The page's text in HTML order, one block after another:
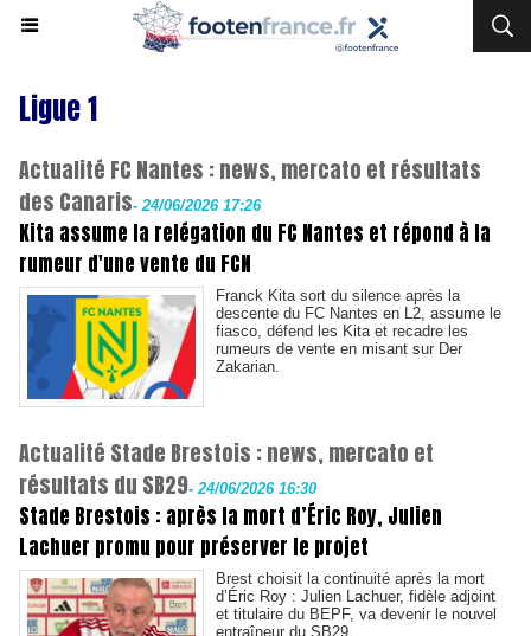
Ligue 1
Actualité FC Nantes : news, mercato et résultats
des Canaris- 24/06/2026 17:26
Kita assume la relégation du FC Nantes et répond à la
rumeur d'une vente du FCN
Franck Kita sort du silence après la
descente du FC Nantes en L2, assume le
fiasco, défend les Kita et recadre les
rumeurs de vente en misant sur Der
Zakarian.
Actualité Stade Brestois : news, mercato et
résultats du SB29- 24/06/2026 16:30
Stade Brestois : après la mort d’Éric Roy, Julien
Lachuer promu pour préserver le projet
Brest choisit la continuité après la mort
d’Éric Roy : Julien Lachuer, fidèle adjoint
et titulaire du BEPF, va devenir le nouvel
entraîneur du SB29.